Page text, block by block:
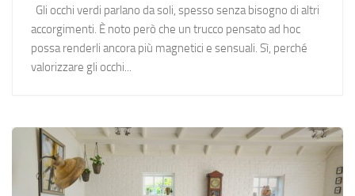
Gli occhi verdi parlano da soli, spesso senza bisogno di altri
accorgimenti. È noto però che un trucco pensato ad hoc
possa renderli ancora più magnetici e sensuali. Sì, perché
valorizzare gli occhi...